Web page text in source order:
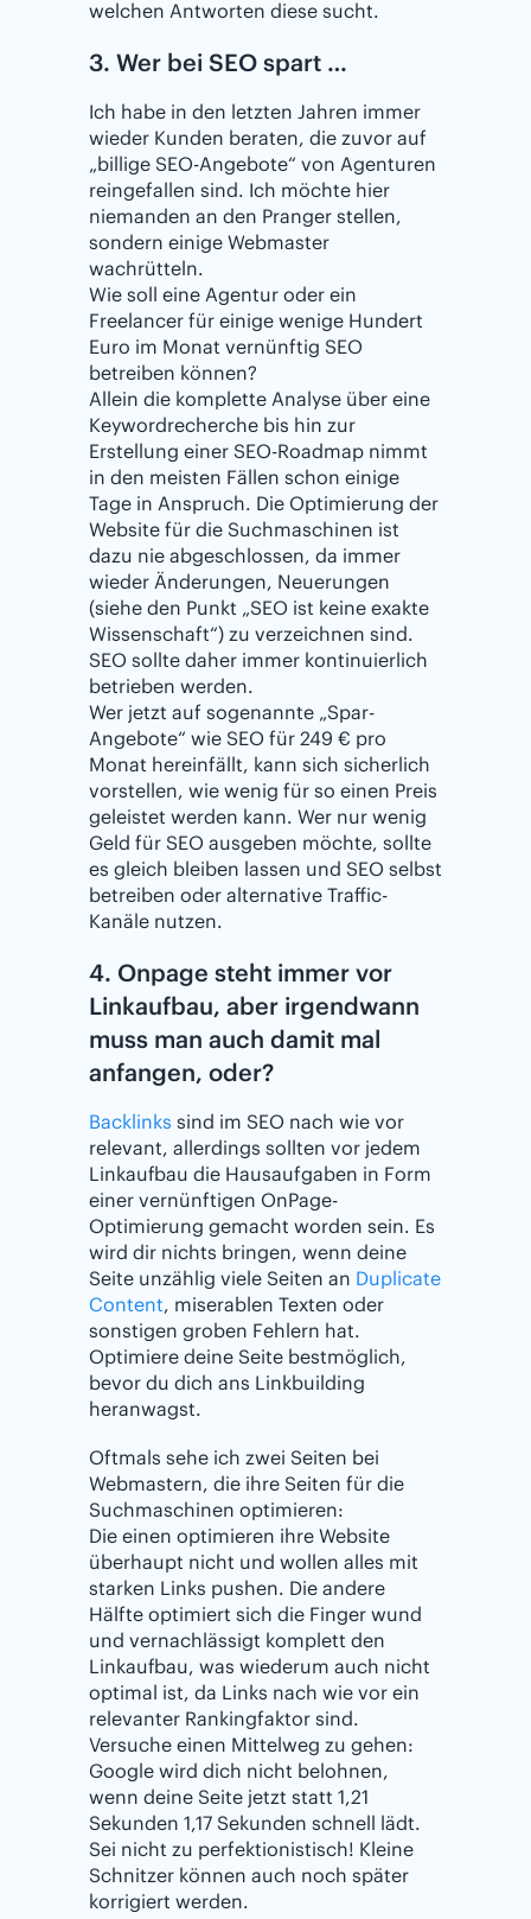
welchen Antworten diese sucht.
3. Wer bei SEO spart …
Ich habe in den letzten Jahren immer
wieder Kunden beraten, die zuvor auf
„billige SEO-Angebote“ von Agenturen
reingefallen sind. Ich möchte hier
niemanden an den Pranger stellen,
sondern einige Webmaster
wachrütteln.
Wie soll eine Agentur oder ein
Freelancer für einige wenige Hundert
Euro im Monat vernünftig SEO
betreiben können?
Allein die komplette Analyse über eine
Keywordrecherche bis hin zur
Erstellung einer SEO-Roadmap nimmt
in den meisten Fällen schon einige
Tage in Anspruch. Die Optimierung der
Website für die Suchmaschinen ist
dazu nie abgeschlossen, da immer
wieder Änderungen, Neuerungen
(siehe den Punkt „SEO ist keine exakte
Wissenschaft“) zu verzeichnen sind.
SEO sollte daher immer kontinuierlich
betrieben werden.
Wer jetzt auf sogenannte „Spar-
Angebote“ wie SEO für 249 € pro
Monat hereinfällt, kann sich sicherlich
vorstellen, wie wenig für so einen Preis
geleistet werden kann. Wer nur wenig
Geld für SEO ausgeben möchte, sollte
es gleich bleiben lassen und SEO selbst
betreiben oder alternative Traffic-
Kanäle nutzen.
4. Onpage steht immer vor
Linkaufbau, aber irgendwann
muss man auch damit mal
anfangen, oder?
Backlinks sind im SEO nach wie vor
relevant, allerdings sollten vor jedem
Linkaufbau die Hausaufgaben in Form
einer vernünftigen OnPage-
Optimierung gemacht worden sein. Es
wird dir nichts bringen, wenn deine
Seite unzählig viele Seiten an Duplicate
Content, miserablen Texten oder
sonstigen groben Fehlern hat.
Optimiere deine Seite bestmöglich,
bevor du dich ans Linkbuilding
heranwagst.
Oftmals sehe ich zwei Seiten bei
Webmastern, die ihre Seiten für die
Suchmaschinen optimieren:
Die einen optimieren ihre Website
überhaupt nicht und wollen alles mit
starken Links pushen. Die andere
Hälfte optimiert sich die Finger wund
und vernachlässigt komplett den
Linkaufbau, was wiederum auch nicht
optimal ist, da Links nach wie vor ein
relevanter Rankingfaktor sind.
Versuche einen Mittelweg zu gehen:
Google wird dich nicht belohnen,
wenn deine Seite jetzt statt 1,21
Sekunden 1,17 Sekunden schnell lädt.
Sei nicht zu perfektionistisch! Kleine
Schnitzer können auch noch später
korrigiert werden.